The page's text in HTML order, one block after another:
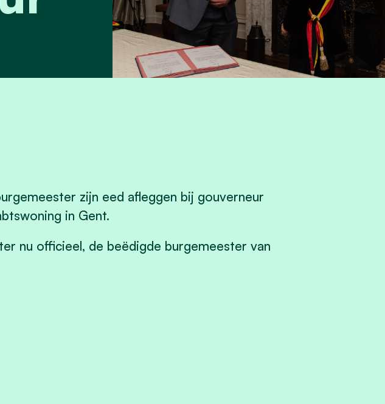
zijn eed afleggen bij gouverneur
in Gent.
nu officieel, de beëdigde burgemeester van